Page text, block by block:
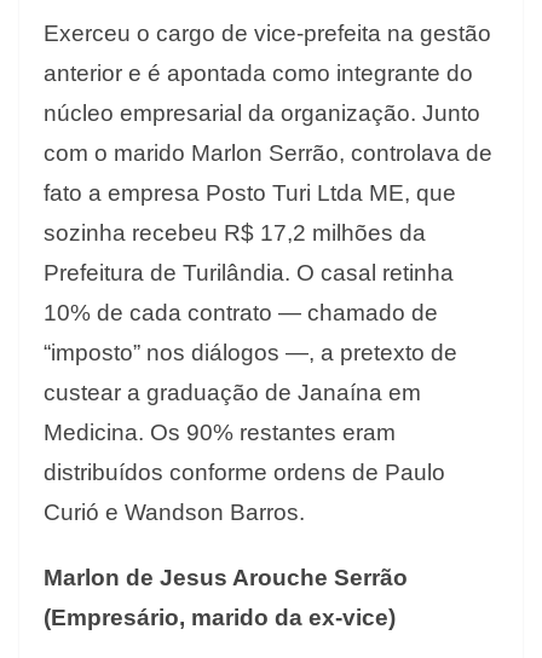
Exerceu o cargo de vice-prefeita na gestão
anterior e é apontada como integrante do
núcleo empresarial da organização. Junto
com o marido Marlon Serrão, controlava de
fato a empresa Posto Turi Ltda ME, que
sozinha recebeu R$ 17,2 milhões da
Prefeitura de Turilândia. O casal retinha
10% de cada contrato — chamado de
“imposto” nos diálogos —, a pretexto de
custear a graduação de Janaína em
Medicina. Os 90% restantes eram
distribuídos conforme ordens de Paulo
Curió e Wandson Barros.
Marlon de Jesus Arouche Serrão
(Empresário, marido da ex-vice)